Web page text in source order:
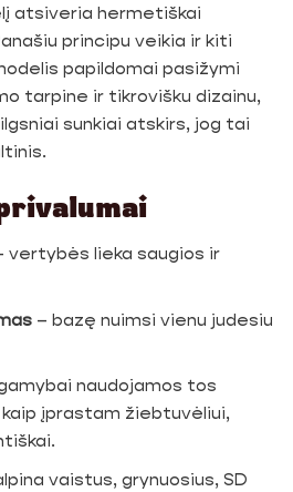
atsiveria hermetiškai
principu veikia ir kiti
papildomai pasižymi
tarpine ir tikrovišku dizainu,
sunkiai atskirs, jog tai
vertybės lieka saugios ir
– bazę nuimsi vienu judesiu
naudojamos tos
įprastam žiebtuvėliui,
vaistus, grynuosius, SD